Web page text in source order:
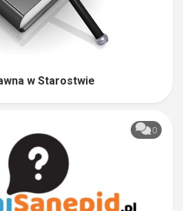
w Starostwie
0